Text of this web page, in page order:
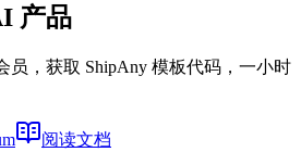
产品
员，获取 ShipAny 模板代码，一小时
阅读文档